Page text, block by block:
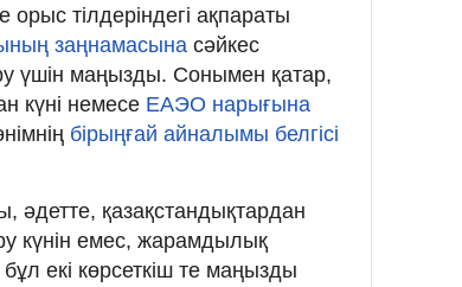
орыс тілдеріндегі ақпараты
заңнамасына сәйкес
үшін маңызды. Сонымен қатар,
күні немесе ЕАЭО нарығына
бірыңғай айналымы белгісі
әдетте, қазақстандықтардан
күнін емес, жарамдылық
бұл екі көрсеткіш те маңызды